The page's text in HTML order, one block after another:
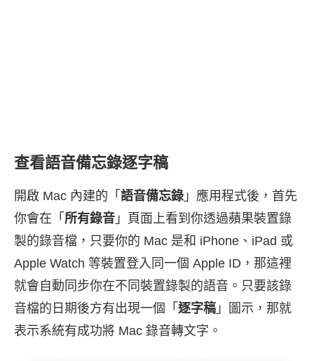
查看語音備忘錄逐字稿
開啟 Mac 內建的「 語音備忘錄 」應用程式後，首先
你會在「 所有錄音 」頁面上看到你透過蘋果裝置錄
製的錄音檔，只要你的 Mac 是和 iPhone、iPad 或
Apple Watch 等裝置登入同一個 Apple ID，那這裡
就會自動同步你在不同裝置錄製的語音。只要該錄
音檔的日期後方有出現一個「 逐字稿 」圖示，那就
表示系統有成功將 Mac 錄音轉文字。